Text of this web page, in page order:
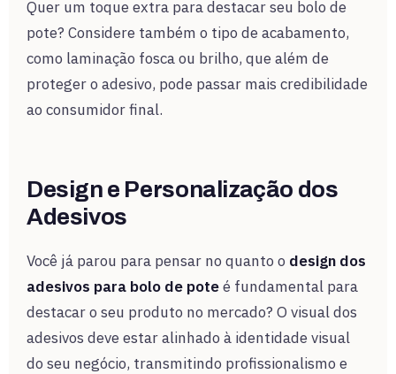
Quer um toque extra para destacar seu bolo de
pote? Considere também o tipo de acabamento,
como laminação fosca ou brilho, que além de
proteger o adesivo, pode passar mais credibilidade
ao consumidor final.
Design e Personalização dos
Adesivos
Você já parou para pensar no quanto o design dos
adesivos para bolo de poteé fundamental para
destacar o seu produto no mercado? O visual dos
adesivos deve estar alinhado à identidade visual
do seu negócio, transmitindo profissionalismo e